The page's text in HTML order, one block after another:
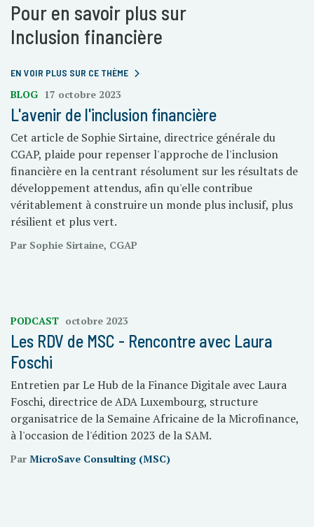
Pour en savoir plus sur
Inclusion financière
EN VOIR PLUS SUR CE THÈME
BLOG 17 octobre 2023
L'avenir de l'inclusion financière
Cet article de Sophie Sirtaine, directrice générale du
CGAP, plaide pour repenser l'approche de l'inclusion
financière en la centrant résolument sur les résultats de
développement attendus, afin qu'elle contribue
véritablement à construire un monde plus inclusif, plus
résilient et plus vert.
Par Sophie Sirtaine, CGAP
PODCAST octobre 2023
Les RDV de MSC - Rencontre avec Laura
Foschi
Entretien par Le Hub de la Finance Digitale avec Laura
Foschi, directrice de ADA Luxembourg, structure
organisatrice de la Semaine Africaine de la Microfinance,
à l'occasion de l'édition 2023 de la SAM.
Par MicroSave Consulting (MSC)